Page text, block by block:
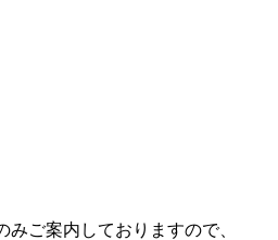
ご案内しておりますので、